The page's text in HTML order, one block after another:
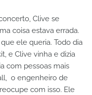
Clive se
coisa estava errada.
ele queria. Todo dia
e Clive vinha e dizia
com pessoas mais
o engenheiro de
com isso. Ele